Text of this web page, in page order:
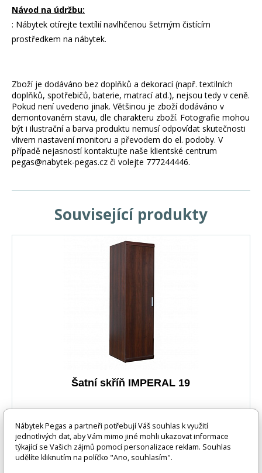
Návod na údržbu:
: Nábytek otírejte textílií navlhčenou šetrným čistícím
prostředkem na nábytek.
Zboží je dodáváno bez doplňků a dekorací (např. textilních
doplňků, spotřebičů, baterie, matrací atd.), nejsou tedy v ceně.
Pokud není uvedeno jinak. Většinou je zboží dodáváno v
demontovaném stavu, dle charakteru zboží. Fotografie mohou
být i ilustrační a barva produktu nemusí odpovídat skutečnosti
vlivem nastavení monitoru a převodem do el. podoby. V
případě nejasností kontaktujte naše klientské centrum
pegas@nabytek-pegas.cz či volejte 777244446.
Související produkty
Šatní skříň IMPERAL 19
IMPERIAL - sektorový nábytek zajišťující elegantní a
praktické využití prostoru. Systém je vyroben ve stále
moderním dekoru ořech imperial. U prosklených skříněk
lze doobjednat LED osvětlení. Materiál: : lamino
Nábytek Pegas a partneři potřebují Váš souhlas k využití
jednotlivých dat, aby Vám mimo jiné mohli ukazovat informace
týkající se Vašich zájmů pomocí personalizace reklam. Souhlas
udělíte kliknutím na políčko "Ano, souhlasím".